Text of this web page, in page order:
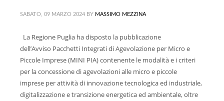
SABATO, 09 MARZO 2024 BY MASSIMO MEZZINA
La Regione Puglia ha disposto la pubblicazione
dell’Avviso Pacchetti Integrati di Agevolazione per Micro e
Piccole Imprese (MINI PIA) contenente le modalità e i criteri
per la concessione di agevolazioni alle micro e piccole
imprese per attività di innovazione tecnologica ed industriale,
digitalizzazione e transizione energetica ed ambientale, oltre